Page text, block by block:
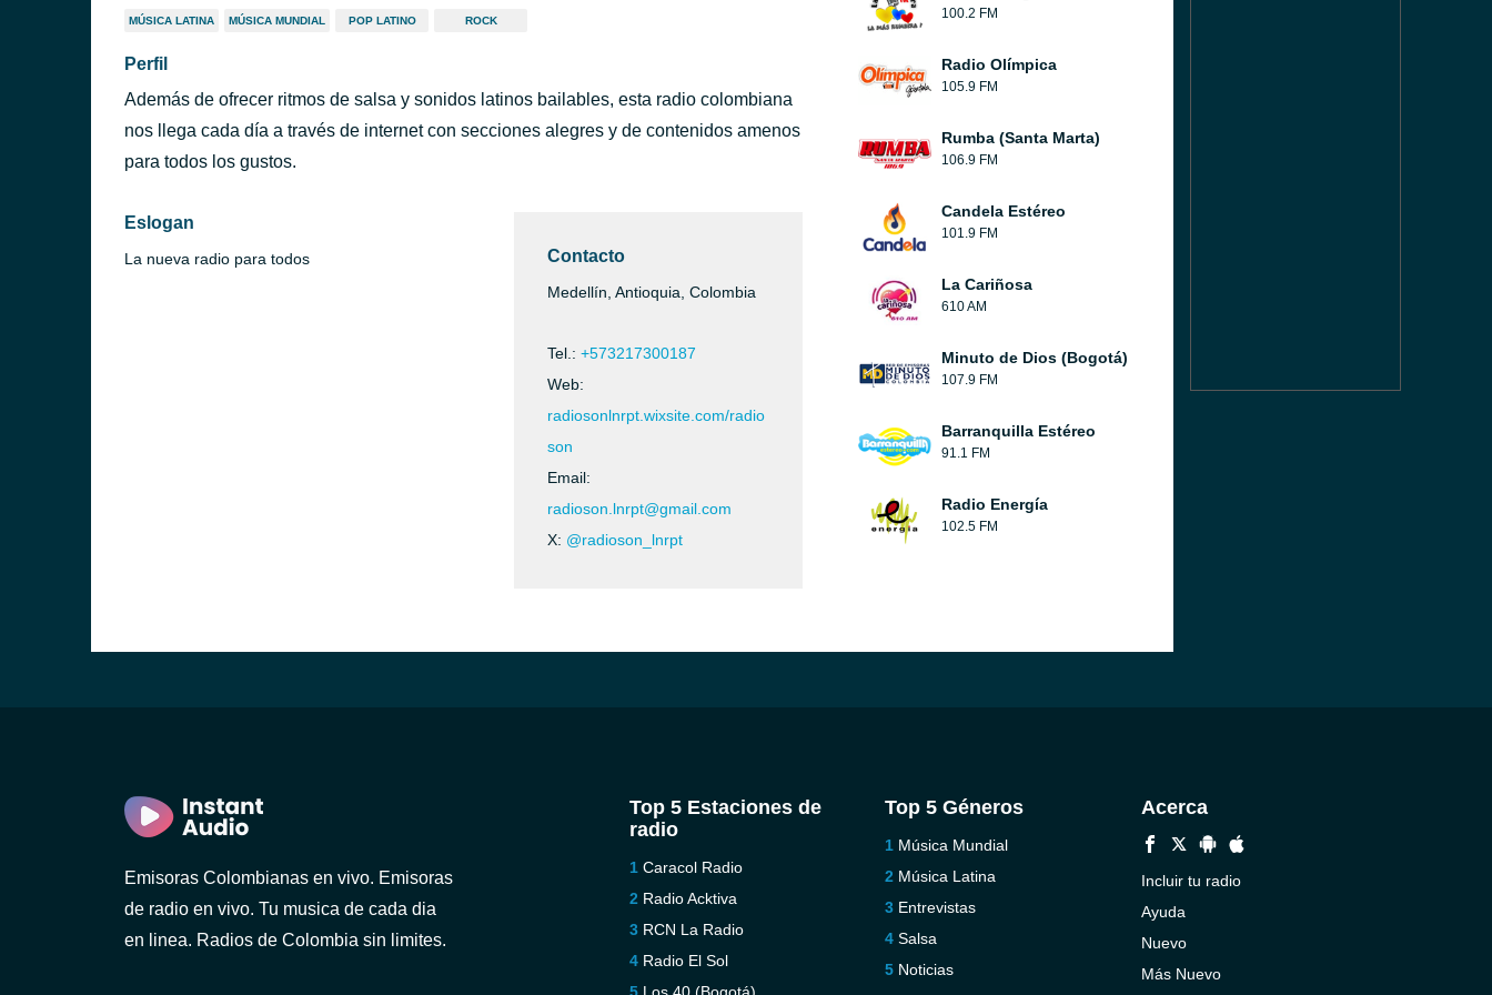
MÚSICA LATINA MÚSICA MUNDIAL POP LATINO ROCK
Perfil
Además de ofrecer ritmos de salsa y sonidos latinos bailables, esta radio colombiana
nos llega cada día a través de internet con secciones alegres y de contenidos amenos
para todos los gustos.
Eslogan
La nueva radio para todos Contacto
Medellín, Antioquia, Colombia
Tel.: +573217300187
Web:
radiosonlnrpt.wixsite.com/radio
son
Email:
radioson.lnrpt@gmail.com
X: @radioson_lnrpt
100.2 FM
Radio Olímpica
105.9 FM
Rumba (Santa Marta)
106.9 FM
Candela Estéreo
101.9 FM
La Cariñosa
610 AM
Minuto de Dios (Bogotá)
107.9 FM
Barranquilla Estéreo
91.1 FM
Radio Energía
102.5 FM
Emisoras Colombianas en vivo. Emisoras
de radio en vivo. Tu musica de cada dia
en linea. Radios de Colombia sin limites.
Top 5 Estaciones de
radio
Caracol Radio
Radio Acktiva
RCN La Radio
Radio El Sol
Top 5 Géneros
Música Mundial
Música Latina
Entrevistas
Salsa
Noticias
Acerca
Incluir tu radio
Ayuda
Nuevo
Más Nuevo